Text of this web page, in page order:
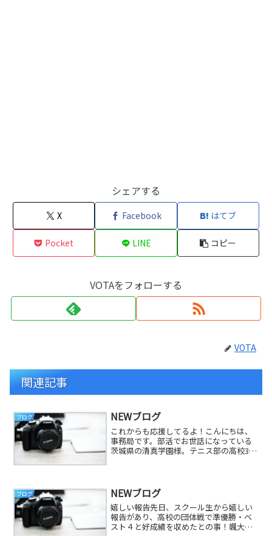
シェアする
X Facebook はてブ
Pocket LINE コピー
VOTAをフォローする
VOTA
関連記事
ブログ NEWブログ
これからも応援してるよ！こんにちは、
事務局です。部活でお世話になっている
茨城県の清真学園様。テニス部の高校3年
いう間に時間は過ぎてい...
ブログ NEWブログ
嬉しい報告先日、スクール生から嬉しい
報告があり、高校の団体戦で準優勝・ベ
スト４と好成績を収めたとの事！颯大